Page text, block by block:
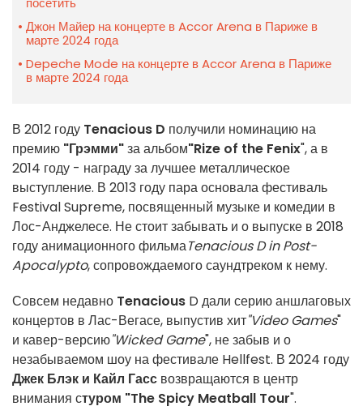
Джон Майер на концерте в Accor Arena в Париже в
марте 2024 года
Depeche Mode на концерте в Accor Arena в Париже
в марте 2024 года
В 2012 году Tenacious D получили номинацию на
премию "Грэмми"за альбом"Rize of the Fenix", а в
2014 году - награду за лучшее металлическое
выступление. В 2013 году пара основала фестиваль
Festival Supreme, посвященный музыке и комедии в
Лос-Анджелесе. Не стоит забывать и о выпуске в 2018
году анимационного фильмаTenacious D in Post-
Apocalypto, сопровождаемого саундтреком к нему.
Совсем недавно Tenacious D дали серию аншлаговых
концертов в Лас-Вегасе, выпустив хит"Video Games"
и кавер-версию"Wicked Game", не забыв и о
незабываемом шоу на фестивале Hellfest. В 2024 году
Джек Блэк и Кайл Гасс возвращаются в центр
внимания стуром "The Spicy Meatball Tour".